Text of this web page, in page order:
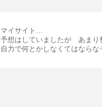
マイサイト…
予想はしていましたが あまり
自力で何とかしなくてはならな